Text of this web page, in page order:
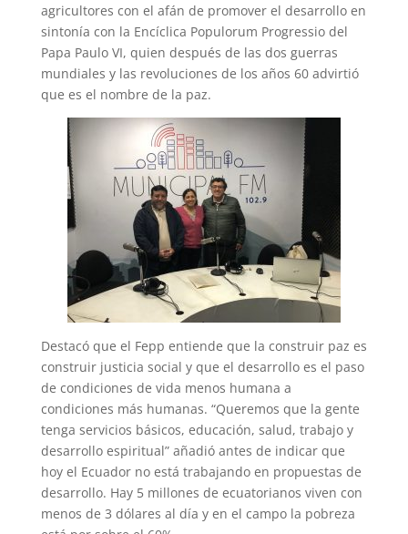
agricultores con el afán de promover el desarrollo en
sintonía con la Encíclica Populorum Progressio del
Papa Paulo VI, quien después de las dos guerras
mundiales y las revoluciones de los años 60 advirtió
que es el nombre de la paz.
Destacó que el Fepp entiende que la construir paz es
construir justicia social y que el desarrollo es el paso
de condiciones de vida menos humana a
condiciones más humanas. “Queremos que la gente
tenga servicios básicos, educación, salud, trabajo y
desarrollo espiritual” añadió antes de indicar que
hoy el Ecuador no está trabajando en propuestas de
desarrollo. Hay 5 millones de ecuatorianos viven con
menos de 3 dólares al día y en el campo la pobreza